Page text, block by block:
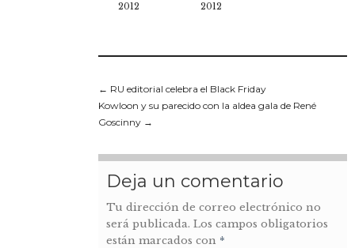
2012
2012
← RU editorial celebra el Black Friday
Kowloon y su parecido con la aldea gala de René
Goscinny →
Deja un comentario
Tu dirección de correo electrónico no
será publicada. Los campos obligatorios
están marcados con *